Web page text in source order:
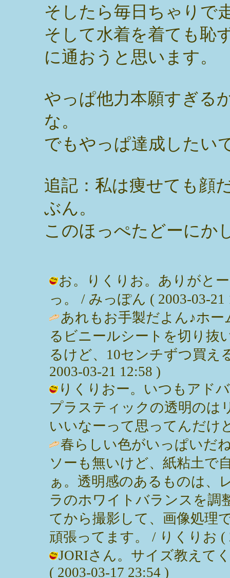
そしたら毎日ちゃりで
そして水着を着ても恥
に通おうと思います。
やっぱ他力本願すぎる
な。
でもやっぱ達成したい
追記：私は痩せても顔
ぶん。
このほっぺたどーにか
お。りくりお。ありがと
っ。 / みっぽん ( 2003-03-21
あれもお手製だよん♪ホ
るビニールシートを切り
るけど、10センチずつ買え
2003-03-21 12:58 )
りくりおー。いつもアド
プラスティックの透明のは
いいなーって思ってんだけ
春らしい色がいっぱいだ
ソーも無いけど、紙粘土で
ぁ。透明感のあるものは、
ラのホワイトバランスを調
てから撮影して、画像処理
頑張ってます。 / りくりお (
JORIさん。サイズ教えて
( 2003-03-17 23:54 )